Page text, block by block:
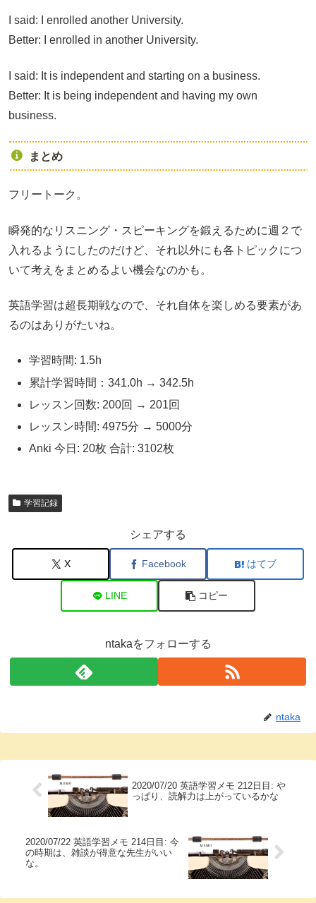
I said: I enrolled another University.
Better: I enrolled in another University.
I said: It is independent and starting on a business.
Better: It is being independent and having my own
business.
まとめ
フリートーク。
瞬発的なリスニング・スピーキングを鍛えるために週２で
入れるようにしたのだけど、それ以外にも各トピックにつ
いて考えをまとめるよい機会なのかも。
英語学習は超長期戦なので、それ自体を楽しめる要素があ
るのはありがたいね。
学習時間: 1.5h
累計学習時間：341.0h → 342.5h
レッスン回数: 200回 → 201回
レッスン時間: 4975分 → 5000分
Anki 今日: 20枚 合計: 3102枚
学習記録
シェアする
X Facebook はてブ
LINE コピー
ntakaをフォローする
ntaka
2020/07/20 英語学習メモ 212日目: や
っぱり、読解力は上がっているかな
2020/07/22 英語学習メモ 214日目: 今
の時期は、雑談が得意な先生がいい
な。